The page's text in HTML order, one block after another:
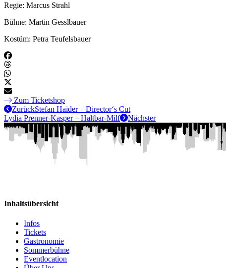
Regie: Marcus Strahl
Bühne: Martin Gesslbauer
Kostüm: Petra Teufelsbauer
Zum Ticketshop
ZurückStefan Haider – Director‘s Cut
Lydia Prenner-Kasper – Haltbar-Milf
Nächster
Inhaltsübersicht
Infos
Tickets
Gastronomie
Sommerbühne
Eventlocation